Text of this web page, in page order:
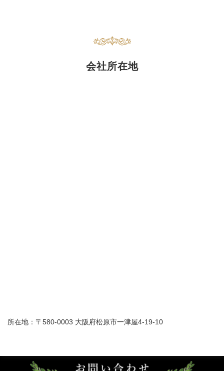
会社所在地
所在地：〒580-0003 大阪府松原市一津屋4-19-10